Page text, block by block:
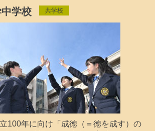
学校 共学校
100年に向け「成徳（＝徳を成す）の